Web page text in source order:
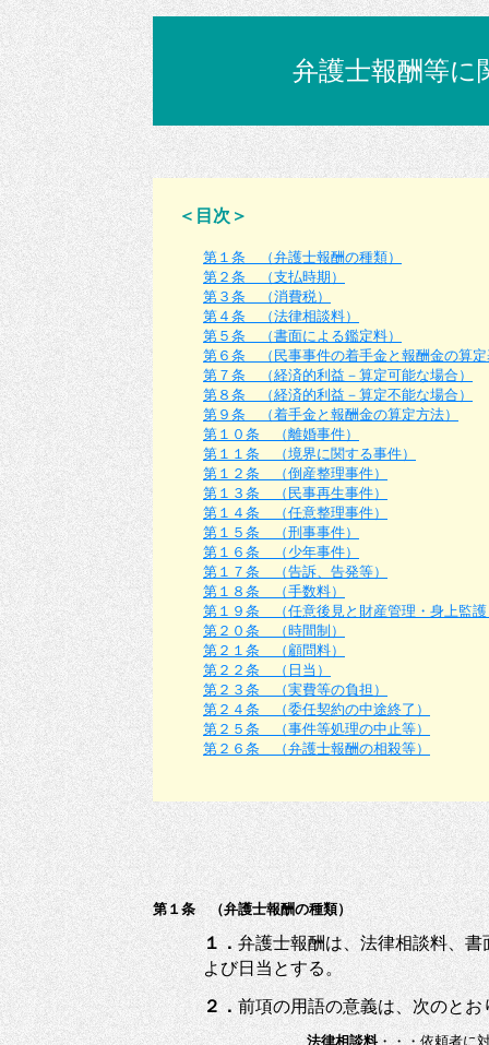
弁護士報酬等に
＜目次＞
第１条 （弁護士報酬の種類）
第２条 （支払時期）
第３条 （消費税）
第４条 （法律相談料）
第５条 （書面による鑑定料）
第６条 （民事事件の着手金と報酬金の算定
第７条 （経済的利益－算定可能な場合）
第８条 （経済的利益－算定不能な場合）
第９条 （着手金と報酬金の算定方法）
第１０条 （離婚事件）
第１１条 （境界に関する事件）
第１２条 （倒産整理事件）
第１３条 （民事再生事件）
第１４条 （任意整理事件）
第１５条 （刑事事件）
第１６条 （少年事件）
第１７条 （告訴、告発等）
第１８条 （手数料）
第１９条 （任意後見と財産管理・身上監護
第２０条 （時間制）
第２１条 （顧問料）
第２２条 （日当）
第２３条 （実費等の負担）
第２４条 （委任契約の中途終了）
第２５条 （事件等処理の中止等）
第２６条 （弁護士報酬の相殺等）
第１条 （弁護士報酬の種類）
１．弁護士報酬は、法律相談料、
よび日当とする。
２．前項の用語の意義は、次のと
法律相談料・・・依頼者に